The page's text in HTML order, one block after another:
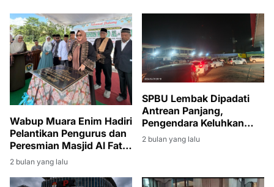
Wabup Muara Enim Hadiri
Pelantikan Pengurus dan
Peresmian Masjid Al Fatih
di Lubuk Ampelas
2 bulan yang lalu
SPBU Lembak Dipadati
Antrean Panjang,
Pengendara Keluhkan
Waktu Tunggu Hingga
Tiga Jam
2 bulan yang lalu